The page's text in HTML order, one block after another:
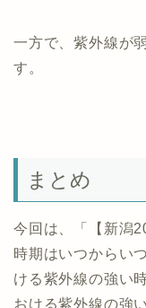
一方で、紫外線が
す。
まとめ
今回は、「【新潟
時期はいつからい
ける紫外線の強い
おける紫外線の強